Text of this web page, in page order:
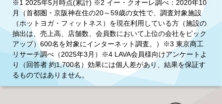
※1 2025年5月時点(累計) ※2 イー・クオーレ調べ：2020年10
月（首都圏・京阪神在住の20～59歳の女性で、調査対象施設
（ホットヨガ・フィットネス）を現在利用している方（施設の
抽出は、売上高、店舗数、会員数において上位の会社をピック
アップ）600名を対象にインターネット調査。）※3 東京商工
リサーチ調べ（2025年3月）※4 LAVA会員様向けアンケートよ
り（回答者 約1,700名）効果には個人差があり、結果を保証す
るものではありません。